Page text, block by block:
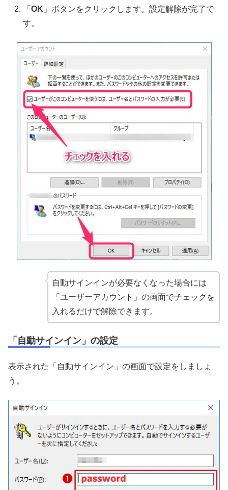
「OK 」ボタンをクリックします。設定解除が完了で
す。
自動サインインが必要なくなった場合には
「ユーザーアカウント」の画面でチェックを
入れるだけで解除できます。
「自動サインイン」の設定
表示された「自動サインイン」の画面で設定をしましょ
う。